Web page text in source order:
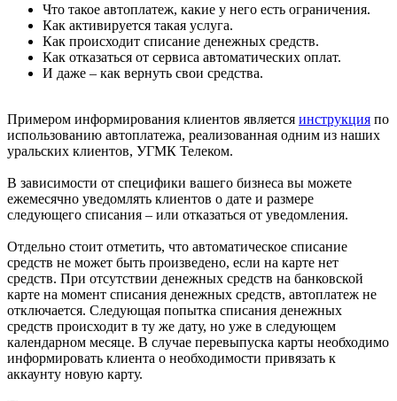
Что такое автоплатеж, какие у него есть ограничения.
Как активируется такая услуга.
Как происходит списание денежных средств.
Как отказаться от сервиса автоматических оплат.
И даже – как вернуть свои средства.
Примером информирования клиентов является инструкция по
использованию автоплатежа, реализованная одним из наших
уральских клиентов, УГМК Телеком.
В зависимости от специфики вашего бизнеса вы можете
ежемесячно уведомлять клиентов о дате и размере
следующего списания – или отказаться от уведомления.
Отдельно стоит отметить, что автоматическое списание
средств не может быть произведено, если на карте нет
средств. При отсутствии денежных средств на банковской
карте на момент списания денежных средств, автоплатеж не
отключается. Следующая попытка списания денежных
средств происходит в ту же дату, но уже в следующем
календарном месяце. В случае перевыпуска карты необходимо
информировать клиента о необходимости привязать к
аккаунту новую карту.